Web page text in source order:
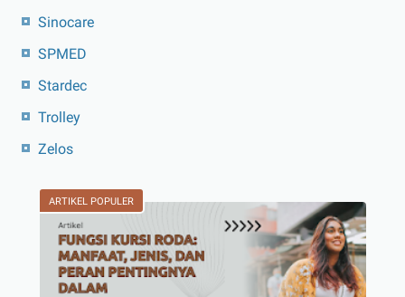
Sinocare
SPMED
Stardec
Trolley
Zelos
ARTIKEL POPULER